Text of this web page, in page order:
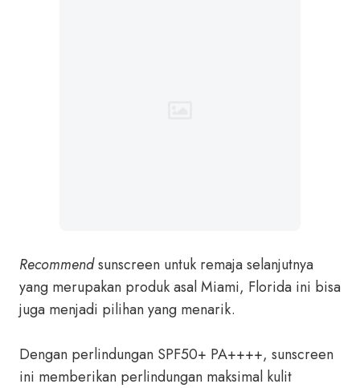
Recommendsunscreen untuk remaja selanjutnya
yang merupakan produk asal Miami, Florida ini bisa
juga menjadi pilihan yang menarik.
Dengan perlindungan SPF50+ PA++++, sunscreen
ini memberikan perlindungan maksimal kulit